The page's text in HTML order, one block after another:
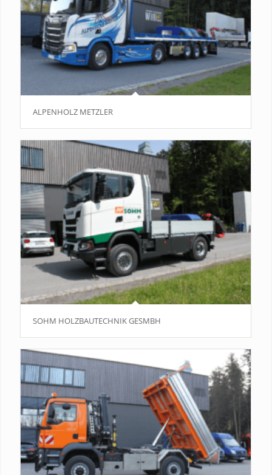
ALPENHOLZ METZLER
SOHM HOLZBAUTECHNIK GESMBH